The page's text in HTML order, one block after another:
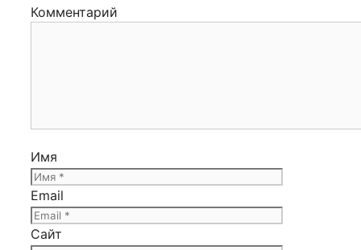
Комментарий
Имя
Email
Сайт